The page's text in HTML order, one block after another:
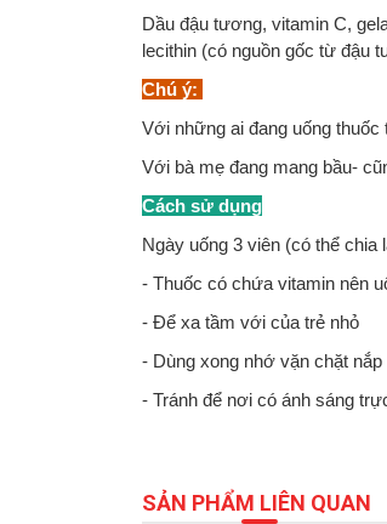
Dầu đậu tương, vitamin C,
lecithin (có nguồn gốc từ đậu
Chú ý:
Với những ai đang uống
Với bà mẹ đang mang bầu-
Cách sử dụng
Ngày uống 3 viên (có thể chia
- Thuốc có chứa vitamin nên
- Để xa tầm với của trẻ nhỏ
- Dùng xong nhớ vặn chặt nắp
- Tránh để nơi có ánh sáng
SẢN PHẨM LIÊN QUAN